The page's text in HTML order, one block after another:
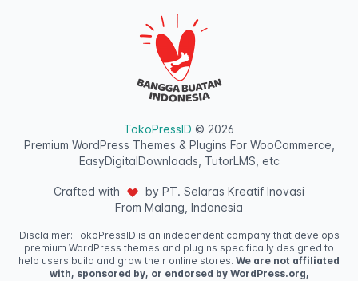
TokoPressID © 2026
Premium WordPress Themes & Plugins For WooCommerce,
EasyDigitalDownloads, TutorLMS, etc
Crafted with
by PT. Selaras Kreatif Inovasi
From Malang, Indonesia
Disclaimer: TokoPressID is an independent company that develops
premium WordPress themes and plugins specifically designed to
help users build and grow their online stores. We are not affiliated
with, sponsored by, or endorsed by WordPress.org,